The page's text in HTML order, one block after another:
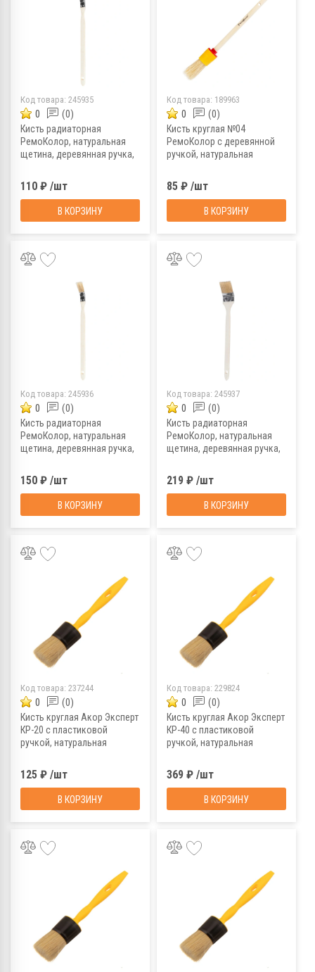
Код товара: 245935
0 (0)
Кисть радиаторная
РемоКолор, натуральная
щетина, деревянная ручка,
110 ₽ /шт
В КОРЗИНУ
Код товара: 189963
0 (0)
Кисть круглая №04
РемоКолор с деревянной
ручкой, натуральная
85 ₽ /шт
В КОРЗИНУ
Код товара: 245936
0 (0)
Кисть радиаторная
РемоКолор, натуральная
щетина, деревянная ручка,
150 ₽ /шт
В КОРЗИНУ
Код товара: 245937
0 (0)
Кисть радиаторная
РемоКолор, натуральная
щетина, деревянная ручка,
219 ₽ /шт
В КОРЗИНУ
Код товара: 237244
0 (0)
Кисть круглая Акор Эксперт
КР-20 с пластиковой
ручкой, натуральная
125 ₽ /шт
В КОРЗИНУ
Код товара: 229824
0 (0)
Кисть круглая Акор Эксперт
КР-40 с пластиковой
ручкой, натуральная
369 ₽ /шт
В КОРЗИНУ